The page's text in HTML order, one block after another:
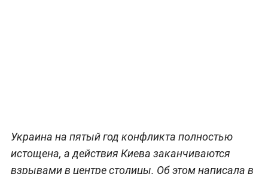
Украина на пятый год конфликта полностью
истощена, а действия Киева заканчиваются
взрывами в центре столицы. Об этом написала в